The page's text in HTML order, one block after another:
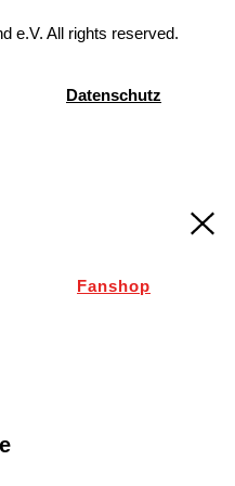
e.V. All rights reserved.
Datenschutz
Fanshop